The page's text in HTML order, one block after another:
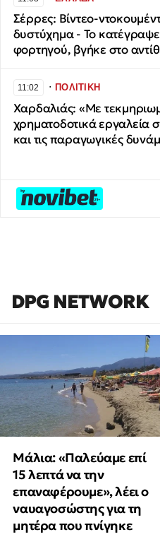
Σέρρες: Βίντεο-
δυστύχημα - Το
φορτηγού, βγήκε στο
11:02 ∙ΠΟΛΙΤΙΚΗ
Χαρδαλιάς: «Με
χρηματοδοτικά εργαλεία
και τις παραγωγικές
DPG NETWORK
Μάλια: «Παλεύαμε επί
15 λεπτά να την
επαναφέρουμε», λέει ο
ναυαγοσώστης για τη
μητέρα που πνίγηκε